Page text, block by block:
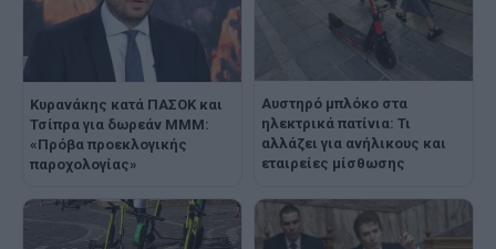
Κυρανάκης κατά ΠΑΣΟΚ και
Τσίπρα για δωρεάν ΜΜΜ:
«Πρόβα προεκλογικής
παροχολογίας»
Αυστηρό μπλόκο στα
ηλεκτρικά πατίνια: Τι
αλλάζει για ανήλικους και
εταιρείες μίσθωσης